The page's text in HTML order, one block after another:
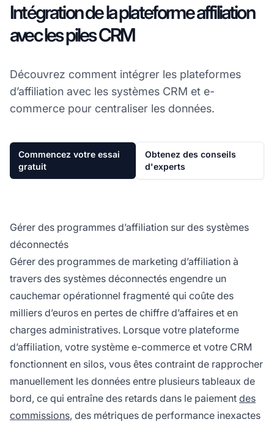
Intégration de la plateforme affiliation
avec les piles CRM
Découvrez comment intégrer les plateformes
d’affiliation avec les systèmes CRM et e-
commerce pour centraliser les données.
Commencez votre essai
gratuit
Obtenez des conseils
d'experts
Gérer des programmes d’affiliation sur des systèmes
déconnectés
Gérer des programmes de marketing d’affiliation à
travers des systèmes déconnectés engendre un
cauchemar opérationnel fragmenté qui coûte des
milliers d’euros en pertes de chiffre d’affaires et en
charges administratives. Lorsque votre plateforme
d’affiliation, votre système e-commerce et votre CRM
fonctionnent en silos, vous êtes contraint de rapprocher
manuellement les données entre plusieurs tableaux de
bord, ce qui entraîne des retards dans le paiement des
commissions, des métriques de performance inexactes